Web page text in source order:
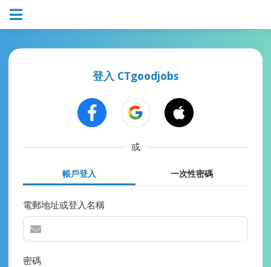
登入 CTgoodjobs
或
帳戶登入 一次性密碼
電郵地址或登入名稱
密碼